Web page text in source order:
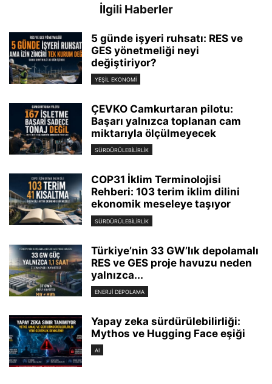
İlgili Haberler
5 günde işyeri ruhsatı: RES ve
GES yönetmeliği neyi
değiştiriyor?
YEŞIL EKONOMI
ÇEVKO Camkurtaran pilotu:
Başarı yalnızca toplanan cam
miktarıyla ölçülmeyecek
SÜRDÜRÜLEBILIRLIK
COP31 İklim Terminolojisi
Rehberi: 103 terim iklim dilini
ekonomik meseleye taşıyor
SÜRDÜRÜLEBILIRLIK
Türkiye’nin 33 GW’lık depolamalı
RES ve GES proje havuzu neden
yalnızca...
ENERJI DEPOLAMA
Yapay zeka sürdürülebilirliği:
Mythos ve Hugging Face eşiği
AI